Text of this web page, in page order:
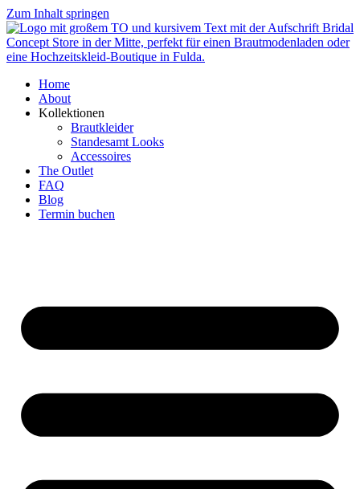
Zum Inhalt springen
Home
About
Kollektionen
Brautkleider
Standesamt Looks
Accessoires
The Outlet
FAQ
Blog
Termin buchen